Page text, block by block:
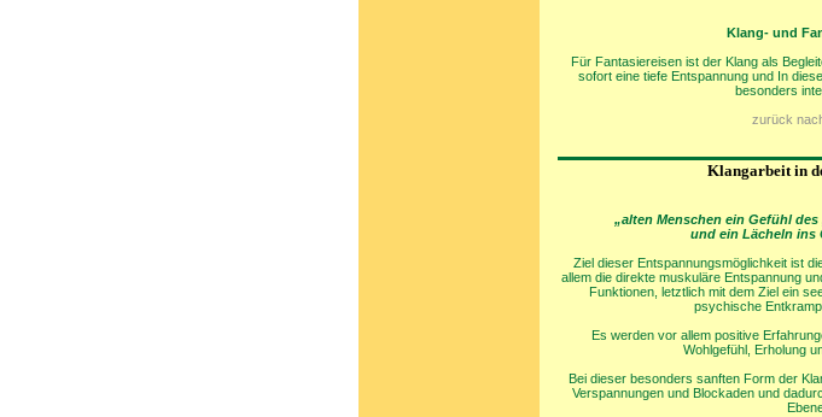
Klang- und
Für Fantasiereisen ist der Klang als
sofort eine tiefe Entspannung und In
besonders
zurück
Klangarbeit in
„alten Menschen ein Gefühl
und ein Lächeln ins
Ziel dieser Entspannungsmöglichkeit ist
allem die direkte muskuläre Entspannung
Funktionen, letztlich mit dem Ziel ein
psychische
Es werden vor allem positive
Wohlgefühl, Erholung
Bei dieser besonders sanften Form der
Verspannungen und Blockaden und